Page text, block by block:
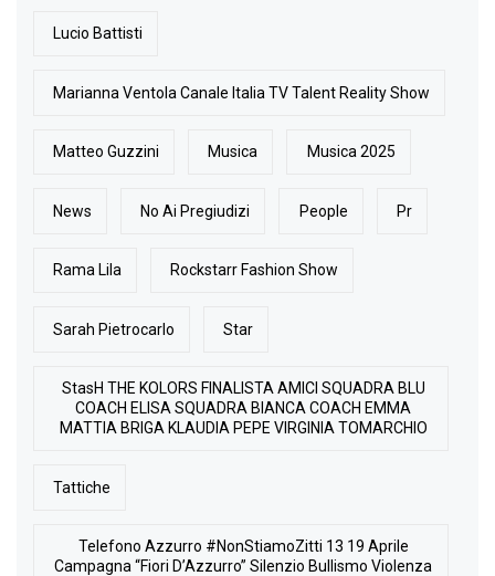
Lucio Battisti
Marianna Ventola Canale Italia TV Talent Reality Show
Matteo Guzzini Musica Musica 2025
News No Ai Pregiudizi People Pr
Rama Lila Rockstarr Fashion Show
Sarah Pietrocarlo Star
StasH THE KOLORS FINALISTA AMICI SQUADRA BLU
COACH ELISA SQUADRA BIANCA COACH EMMA
MATTIA BRIGA KLAUDIA PEPE VIRGINIA TOMARCHIO
Tattiche
Telefono Azzurro #NonStiamoZitti 13 19 Aprile
Campagna “Fiori D’Azzurro” Silenzio Bullismo Violenza